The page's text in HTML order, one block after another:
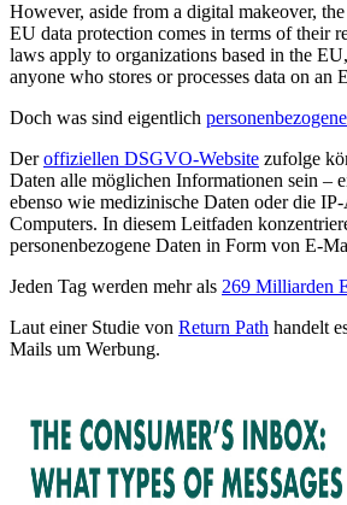
However, aside from a digital makeover,
EU data protection comes in terms of their
laws apply to organizations based in the
anyone who stores or processes data on an
Doch was sind eigentlich
Deroffiziellen DSGVO-Website zufolge
Daten alle möglichen Informationen sein –
ebenso wie medizinische Daten oder die IP-
Computers. In diesem Leitfaden
personenbezogene Daten in Form von E-
Jeden Tag werden mehr als 269 Milliarden
Laut einer Studie von Return Path handelt
Mails um Werbung.